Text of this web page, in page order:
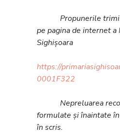
Propunerile
pe pagina de internet
Sighișoara
https://
0001F322
Nepreluarea
formulate și înaintate
în scris.